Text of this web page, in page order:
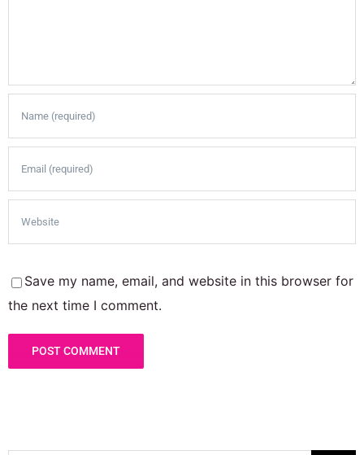
Save my name, email, and website in this browser for
the next time I comment.